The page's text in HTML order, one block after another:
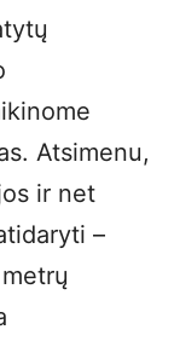
Atsimenu,
ir net
–